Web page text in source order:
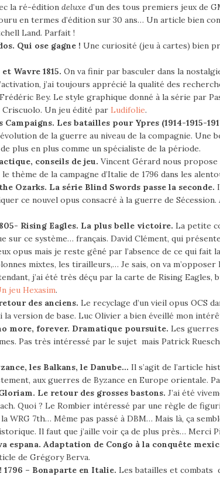
la ré-édition deluxe d’un des tous premiers jeux de
en termes d’édition sur 30 ans… Un article bien
Land. Parfait !
Qui ose gagne ! Une curiosité (jeu à cartes) bien
Wavre 1815. On va finir par basculer dans la
j’ai toujours apprécié la qualité des
Bey. Le style graphique donné à la série par
Criscuolo. Un jeu édité par Ludifolie.
Campaigns. Les batailles pour Ypres (1914-1915-
de la guerre au niveau de la compagnie. Une
plus en plus comme un spécialiste de la période.
conseils de jeu. Vincent Gérard nous
thème de la campagne d’Italie de 1796 dans les
Ozarks. La série Blind Swords passe la seconde.
ce nouvel opus consacré à la guerre de Sécession.
Rising Eagles. La plus belle victoire. La petite
sur ce système… français. David Clément, qui présente
opus mais je reste gêné par l’absence de ce qui fait
mixtes, les tirailleurs,… Je sais, on va
j’ai été très déçu par la carte de Rising Eagles,
jeu Hexasim.
des anciens. Le recyclage d’un vieil opus OCS
la version de base. Luc Olivier a bien éveillé mon
more, forever. Dramatique poursuite. Les guerres
Pas très intéressé par le sujet mais Patrick
les Balkans, le Danube… Il s’agit de l’article
aux guerres de Byzance en Europe orientale.
Le retour des grosses bastons. J’ai été
Quoi ? Le Rombier intéressé par une règle de
WRG 7th… Même pas passé à DBM… Mais là, ça
Il faut que j’aille voir ça de plus près… Merci
espana. Adaptation de Congo à la conquête
de Grégory Berva.
1796 – Bonaparte en Italie. Les batailles et combats